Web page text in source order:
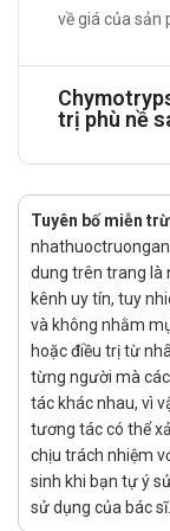
Uống
toàn
Liều dùng:
Để điều
thuật
ngậm
(phải
Quên liều:
Dùng liều
kế tiếp, hãy
đôi liều để
Chống chỉ
4200IU
Quá mẫn với
chế phẩm.
về giá của sản
trị phù nề
Tuyên bố miễn
dung trên trang là
kênh uy tín, tuy
và không nhằm
hoặc điều trị từ
từng người mà
tác khác nhau, vì
tương tác có thể
chịu trách nhiệm
sinh khi bạn tự ý
sử dụng của bác sĩ.